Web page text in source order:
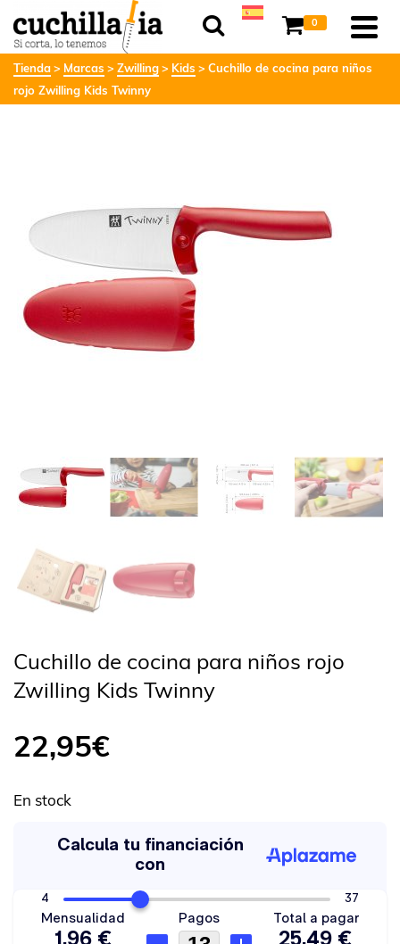
0
Tienda Marcas Zwilling Kids
Cuchillo de cocina para niños
rojo Zwilling Kids Twinny
Cuchillo de cocina para niños rojo
Zwilling Kids Twinny
22,95€
En stock